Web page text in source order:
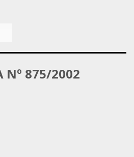
Nº 875/2002